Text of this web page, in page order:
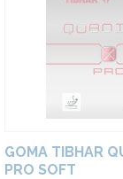
GOMA TIBHAR
PRO SOFT